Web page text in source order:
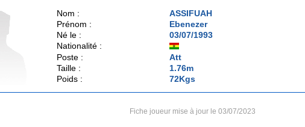
Nom :
ASSIFUAH
Prénom :
Ebenezer
Né le :
03/07/1993
Nationalité :
Poste :
Att
Taille :
1.76m
Poids :
72Kgs
Fiche joueur mise à jour le 03/07/2023